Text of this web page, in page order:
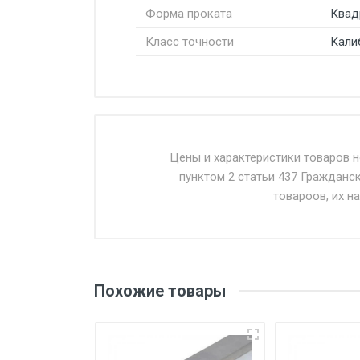
Форма проката
Класс точности
Доставка осуществляется
Въезд на ТТК и Садовое
уплаты понесенных расходов.
Самовывоз со склада г.
Цены и характеристики товаров
пунктом 2 статьи 437
товароов, их
Похожие товары